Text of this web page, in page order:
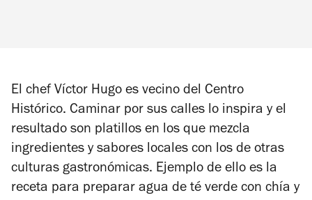
El chef Víctor Hugo es vecino del Centro
Histórico. Caminar por sus calles lo inspira y el
resultado son platillos en los que mezcla
ingredientes y sabores locales con los de otras
culturas gastronómicas. Ejemplo de ello es la
receta para preparar agua de té verde con chía y